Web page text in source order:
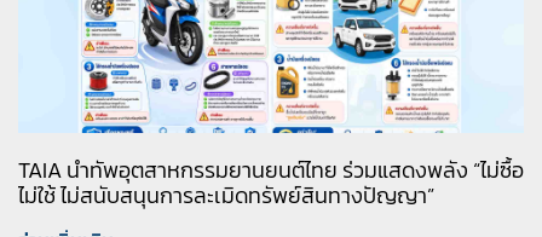
TAIA นำทัพอุตสาหกรรมยานยนต์ไทย ร่วมแสดงพลัง “ไม่ซื้อ
ไม่ใช้ ไม่สนับสนุนการละเมิดทรัพย์สินทางปัญญา”